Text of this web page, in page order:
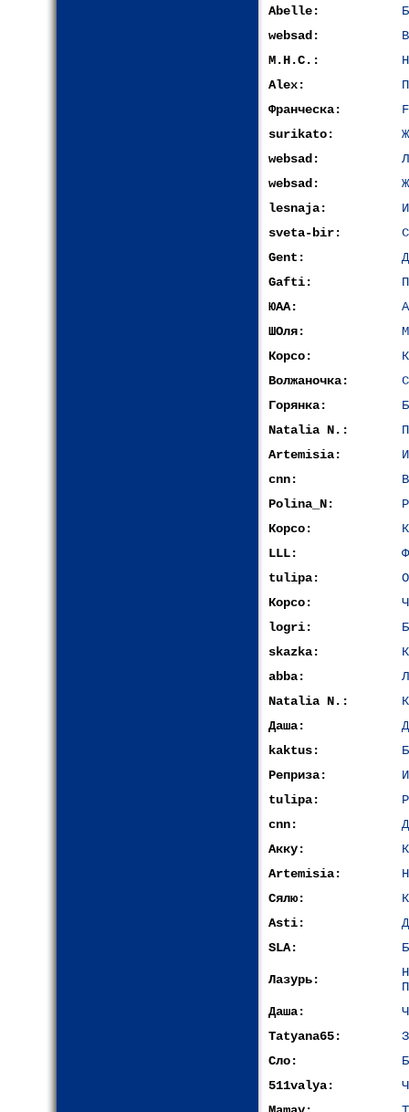
Abelle:
websad:
М.Н.С.:
Alex:
Франческа:
surikato:
websad:
websad:
lesnaja:
sveta-bir:
Gent:
Gafti:
ЮАА:
ШОля:
Корсо:
Волжаночка:
Горянка:
Natalia N.:
Artemisia:
cnn:
Polina_N:
Корсо:
LLL:
tulipa:
Корсо:
logri:
skazka:
abba:
Natalia N.:
Даша:
kaktus:
Реприза:
tulipa:
cnn:
Акку:
Artemisia:
Сялю:
Asti:
SLA:
Лазурь:
Даша:
Tatyana65:
Сло:
511valya: